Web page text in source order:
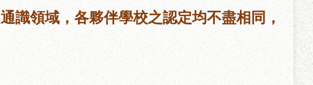
識領域，各夥伴學校之認定均不盡相同，